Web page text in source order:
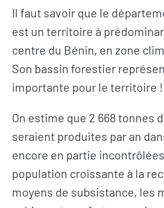
Il faut savoir que le
est un territoire à
centre du Bénin, en zone
Son bassin forestier
importante pour le territoire !
On estime que 2 668 tonnes
seraient produites par an
encore en partie
population croissante à la
moyens de subsistance, les